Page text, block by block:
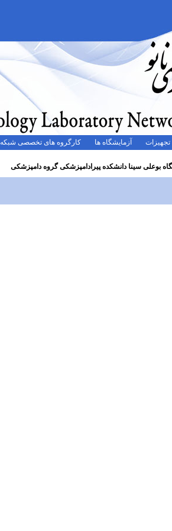
تجهیزات آزمایشگاه ها کارگروه های تخصصی شبکه
بوعلی سینا دانشکده پیرادامپزشکی گروه دامپزشکی